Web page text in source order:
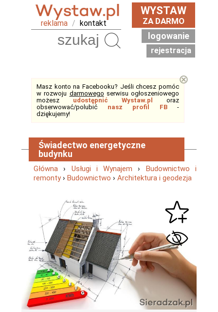
reklama / kontakt
WYSTAW
ZA DARMO
logowanie
rejestracja
Masz konto na Facebooku? Jeśli chcesz pomóc
w rozwoju darmowego serwisu ogłoszeniowego
możesz udostępnić Wystaw.pl
oraz
obserwować/polubić nasz profil FB-
dziękujemy!
⊗
Świadectwo energetyczne
budynku
Główna › Usługi i Wynajem › Budownictwo i
remonty› Budownictwo › Architektura i geodezja